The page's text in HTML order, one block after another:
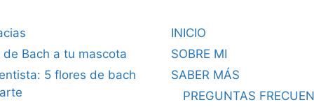
de Bach a tu mascota
5 flores de bach
INICIO
SOBRE MI
SABER MÁS
PREGUNTAS